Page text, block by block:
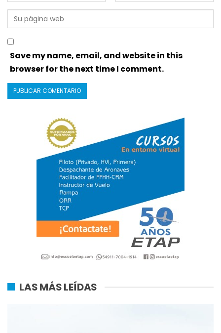
Save my name, email, and website in this
browser for the next time I comment.
LAS MÁS LEÍDAS